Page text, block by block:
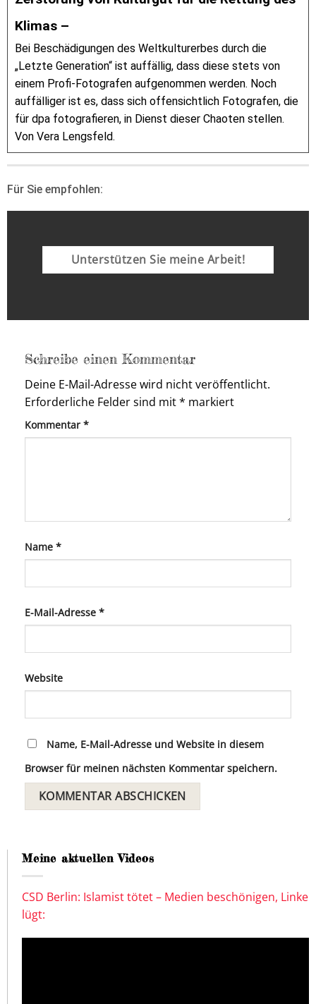
Klimas –
Bei Beschädigungen des Weltkulturerbes durch die
„Letzte Generation“ ist auffällig, dass diese stets von
einem Profi-Fotografen aufgenommen werden. Noch
auffälliger ist es, dass sich offensichtlich Fotografen, die
für dpa fotografieren, in Dienst dieser Chaoten stellen.
Von Vera Lengsfeld.
Für Sie empfohlen:
Unterstützen Sie meine Arbeit!
Schreibe einen Kommentar
Deine E-Mail-Adresse wird nicht veröffentlicht.
Erforderliche Felder sind mit* markiert
Kommentar *
Name *
E-Mail-Adresse *
Website
Name, E-Mail-Adresse und Website in diesem
Browser für meinen nächsten Kommentar speichern.
Meine aktuellen Videos
CSD Berlin: Islamist tötet – Medien beschönigen, Linke
lügt: